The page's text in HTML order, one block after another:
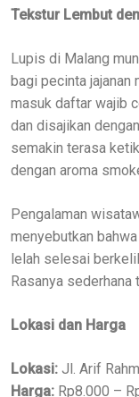
Tekstur Lembut
Lupis di Malang
bagi pecinta jajanan
masuk daftar wajib
dan disajikan
semakin terasa
dengan aroma
Pengalaman
menyebutkan
lelah selesai
Rasanya sederhana
Lokasi dan Harga
Lokasi: Jl. Arif
Harga: Rp8.000 –